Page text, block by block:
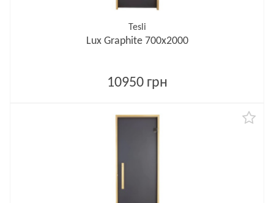
Tesli
Lux Graphite 700х2000
10950 грн